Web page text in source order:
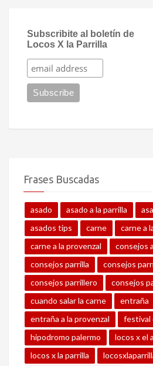
Subscribite al boletín de
Locos X la Parrilla
Frases Buscadas
asado asado a la parrilla
asados tips
carne
carne a
carne a la provenzal
consejos
consejos parrilla
consejos
consejos parrillero
consejos
cuando salar la carne
entraña
entraña a la provenzal
festival
hipodromo palermo
locos x el
locos x la parrilla